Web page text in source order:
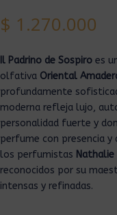
$ 1.270.000
Il Padrino de Sospiro es
olfativa Oriental
profundamente
moderna refleja lujo,
personalidad fuerte y
perfume con presencia y
los perfumistas
reconocidos por su
intensas y refinadas.